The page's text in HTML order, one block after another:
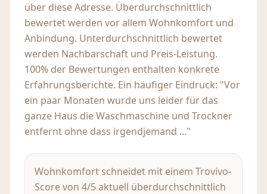
über diese Adresse. Überdurchschnittlich
bewertet werden vor allem Wohnkomfort und
Anbindung. Unterdurchschnittlich bewertet
werden Nachbarschaft und Preis-Leistung.
100% der Bewertungen enthalten konkrete
Erfahrungsberichte. Ein häufiger Eindruck: "Vor
ein paar Monaten wurde uns leider für das
ganze Haus die Waschmaschine und Trockner
entfernt ohne dass irgendjemand ..."
Wohnkomfort schneidet mit einem Trovivo-
Score von 4/5 aktuell überdurchschnittlich